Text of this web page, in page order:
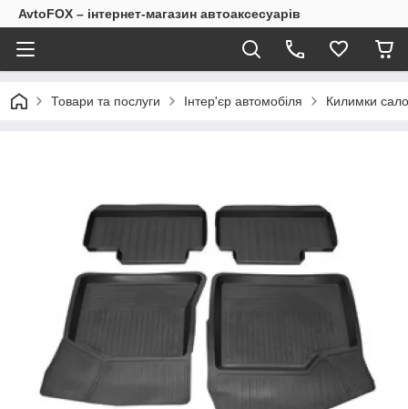
AvtoFOX – інтернет-магазин автоаксесуарів
Товари та послуги Інтер'єр автомобіля Килимки